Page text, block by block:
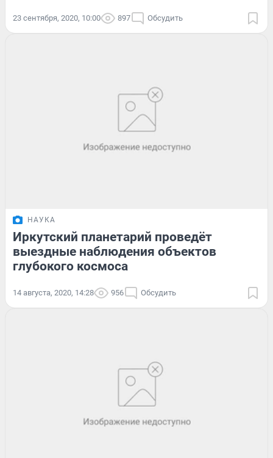
23 сентября, 2020, 10:00 897 Обсудить
НАУКА
Иркутский планетарий проведёт
выездные наблюдения объектов
глубокого космоса
14 августа, 2020, 14:28 956 Обсудить